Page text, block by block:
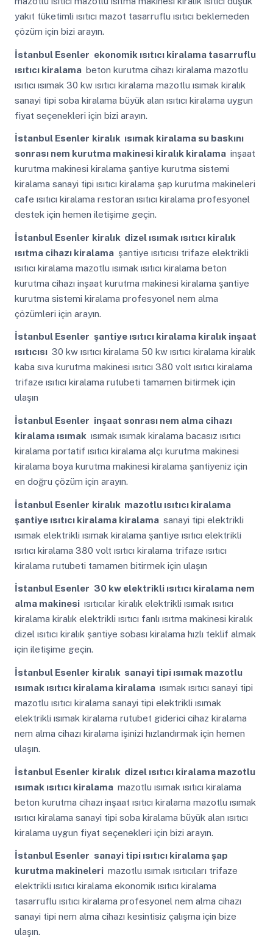
yakıt tüketimli ısıtıcı mazot tasarruflu ısıtıcı beklemeden
çözüm için bizi arayın.
İstanbul Esenler ekonomik ısıtıcı kiralama tasarruflu
ısıtıcı kiralama beton kurutma cihazı kiralama mazotlu
ısıtıcı ısımak 30 kw ısıtıcı kiralama mazotlu ısımak kiralık
sanayi tipi soba kiralama büyük alan ısıtıcı kiralama uygun
fiyat seçenekleri için bizi arayın.
İstanbul Esenler kiralık ısımak kiralama su baskını
sonrası nem kurutma makinesi kiralık kiralama inşaat
kurutma makinesi kiralama şantiye kurutma sistemi
kiralama sanayi tipi ısıtıcı kiralama şap kurutma makineleri
cafe ısıtıcı kiralama restoran ısıtıcı kiralama profesyonel
destek için hemen iletişime geçin.
İstanbul Esenler kiralık dizel ısımak ısıtıcı kiralık
ısıtma cihazı kiralama şantiye ısıtıcısı trifaze elektrikli
ısıtıcı kiralama mazotlu ısımak ısıtıcı kiralama beton
kurutma cihazı inşaat kurutma makinesi kiralama şantiye
kurutma sistemi kiralama profesyonel nem alma
çözümleri için arayın.
İstanbul Esenler şantiye ısıtıcı kiralama kiralık inşaat
ısıtıcısı 30 kw ısıtıcı kiralama 50 kw ısıtıcı kiralama kiralık
kaba sıva kurutma makinesi ısıtıcı 380 volt ısıtıcı kiralama
trifaze ısıtıcı kiralama rutubeti tamamen bitirmek için
ulaşın
İstanbul Esenler inşaat sonrası nem alma cihazı
kiralama ısımak ısımak ısımak kiralama bacasız ısıtıcı
kiralama portatif ısıtıcı kiralama alçı kurutma makinesi
kiralama boya kurutma makinesi kiralama şantiyeniz için
en doğru çözüm için arayın.
İstanbul Esenler kiralık mazotlu ısıtıcı kiralama
şantiye ısıtıcı kiralama kiralama sanayi tipi elektrikli
ısımak elektrikli ısımak kiralama şantiye ısıtıcı elektrikli
ısıtıcı kiralama 380 volt ısıtıcı kiralama trifaze ısıtıcı
kiralama rutubeti tamamen bitirmek için ulaşın
İstanbul Esenler 30 kw elektrikli ısıtıcı kiralama nem
alma makinesi ısıtıcılar kiralık elektrikli ısımak ısıtıcı
kiralama kiralık elektrikli ısıtıcı fanlı ısıtma makinesi kiralık
dizel ısıtıcı kiralık şantiye sobası kiralama hızlı teklif almak
için iletişime geçin.
İstanbul Esenler kiralık sanayi tipi ısımak mazotlu
ısımak ısıtıcı kiralama kiralama ısımak ısıtıcı sanayi tipi
mazotlu ısıtıcı kiralama sanayi tipi elektrikli ısımak
elektrikli ısımak kiralama rutubet giderici cihaz kiralama
nem alma cihazı kiralama işinizi hızlandırmak için hemen
ulaşın.
İstanbul Esenler kiralık dizel ısıtıcı kiralama mazotlu
ısımak ısıtıcı kiralama mazotlu ısımak ısıtıcı kiralama
beton kurutma cihazı inşaat ısıtıcı kiralama mazotlu ısımak
ısıtıcı kiralama sanayi tipi soba kiralama büyük alan ısıtıcı
kiralama uygun fiyat seçenekleri için bizi arayın.
İstanbul Esenler sanayi tipi ısıtıcı kiralama şap
kurutma makineleri mazotlu ısımak ısıtıcıları trifaze
elektrikli ısıtıcı kiralama ekonomik ısıtıcı kiralama
tasarruflu ısıtıcı kiralama profesyonel nem alma cihazı
sanayi tipi nem alma cihazı kesintisiz çalışma için bize
ulaşın.